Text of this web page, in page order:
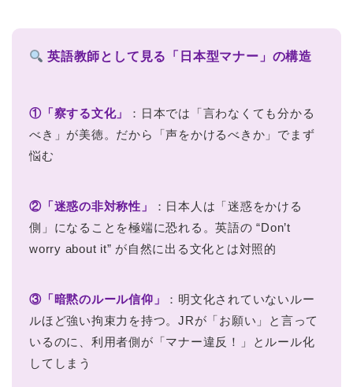
英語教師として見る「日本型マナー」の構造
①「察する文化」
：日本では「言わなくても分かる
べき」が美徳。だから「声をかけるべきか」でまず
悩む
②「迷惑の非対称性」
：日本人は「迷惑をかける
側」になることを極端に恐れる。英語の “Don’t
worry about it” が自然に出る文化とは対照的
③「暗黙のルール信仰」
：明文化されていないルー
ルほど強い拘束力を持つ。JRが「お願い」と言って
いるのに、利用者側が「マナー違反！」とルール化
してしまう